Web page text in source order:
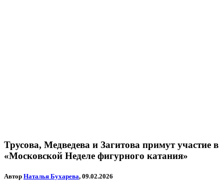
Трусова, Медведева и Загитова примут участие в
«Московской Неделе фигурного катания»
Автор Наталья Бухарева, 09.02.2026